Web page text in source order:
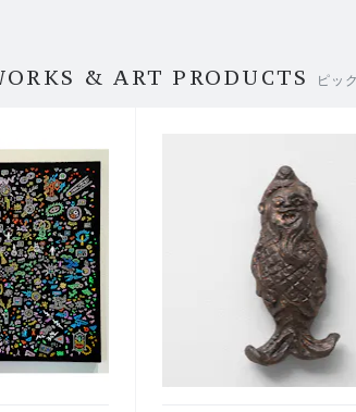
& ART PRODUCTS ピッ